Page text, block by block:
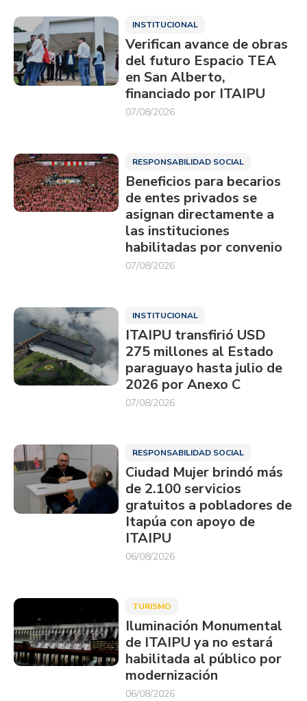
INSTITUCIONAL
Verifican avance de obras
del futuro Espacio TEA
en San Alberto,
financiado por ITAIPU
07/08/2026
RESPONSABILIDAD SOCIAL
Beneficios para becarios
de entes privados se
asignan directamente a
las instituciones
habilitadas por convenio
07/08/2026
INSTITUCIONAL
ITAIPU transfirió USD
275 millones al Estado
paraguayo hasta julio de
2026 por Anexo C
07/08/2026
RESPONSABILIDAD SOCIAL
Ciudad Mujer brindó más
de 2.100 servicios
gratuitos a pobladores de
Itapúa con apoyo de
ITAIPU
06/08/2026
TURISMO
Iluminación Monumental
de ITAIPU ya no estará
habilitada al público por
modernización
06/08/2026